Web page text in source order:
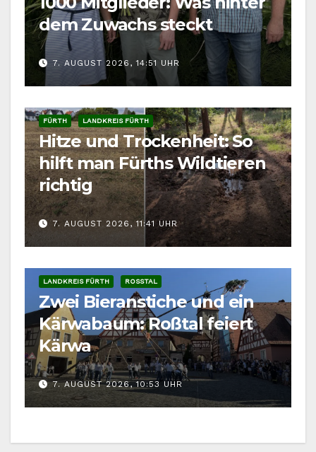
dem Zuwachs steckt
7. AUGUST 2026, 14:51 UHR
FÜRTH LANDKREIS FÜRTH
Hitze und Trockenheit: So
hilft man Fürths Wildtieren
richtig
7. AUGUST 2026, 11:41 UHR
LANDKREIS FÜRTH ROSSTAL
Zwei Bieranstiche und ein
Kärwabaum: Roßtal feiert
Kärwa
7. AUGUST 2026, 10:53 UHR